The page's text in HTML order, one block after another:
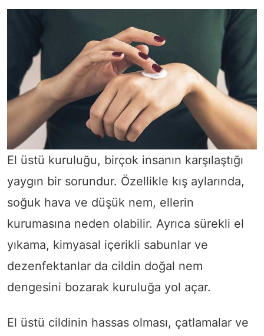
El üstü kuruluğu, birçok insanın karşılaştığı
yaygın bir sorundur. Özellikle kış aylarında,
soğuk hava ve düşük nem, ellerin
kurumasına neden olabilir. Ayrıca sürekli el
yıkama, kimyasal içerikli sabunlar ve
dezenfektanlar da cildin doğal nem
dengesini bozarak kuruluğa yol açar.
El üstü cildinin hassas olması, çatlamalar ve